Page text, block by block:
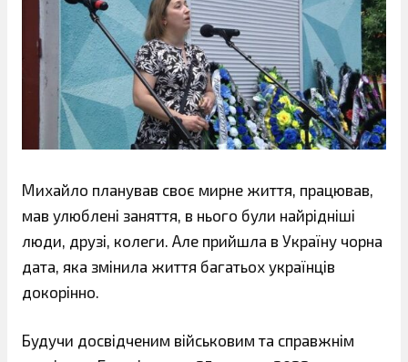
Михайло планував своє мирне життя, працював,
мав улюблені заняття, в нього були найрідніші
люди, друзі, колеги. Але прийшла в Україну чорна
дата, яка змінила життя багатьох українців
докорінно.
Будучи досвідченим військовим та справжнім